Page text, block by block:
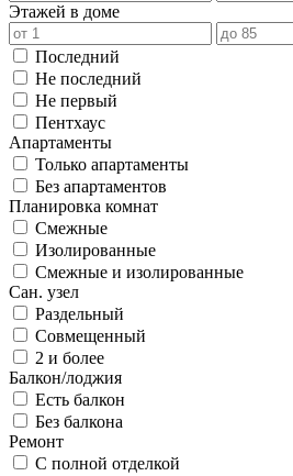
Этажей в доме
Последний
Не последний
Не первый
Пентхаус
Апартаменты
Только апартаменты
Без апартаментов
Планировка комнат
Смежные
Изолированные
Смежные и изолированные
Сан. узел
Раздельный
Совмещенный
2 и более
Балкон/лоджия
Есть балкон
Без балкона
Ремонт
С полной отделкой